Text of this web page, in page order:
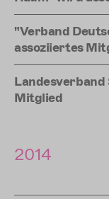
"Verband
assoziiertes
Mitglied
2014